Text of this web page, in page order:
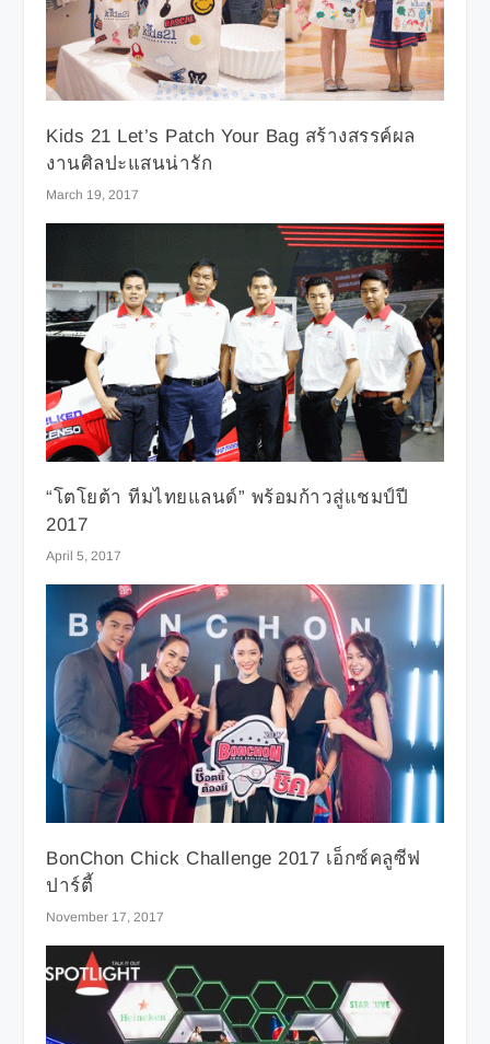
Kids 21 Let’s Patch Your Bag สร้างสรรค์ผล
งานศิลปะแสนน่ารัก
March 19, 2017
“โตโยต้า ทีมไทยแลนด์” พร้อมก้าวสู่แชมป์ปี
2017
April 5, 2017
BonChon Chick Challenge 2017 เอ็กซ์คลูซีฟ
ปาร์ตี้
November 17, 2017